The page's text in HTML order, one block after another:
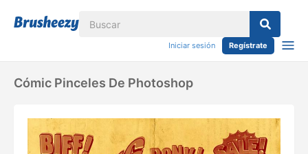
Iniciar sesión Regístrate
Cómic Pinceles De Photoshop